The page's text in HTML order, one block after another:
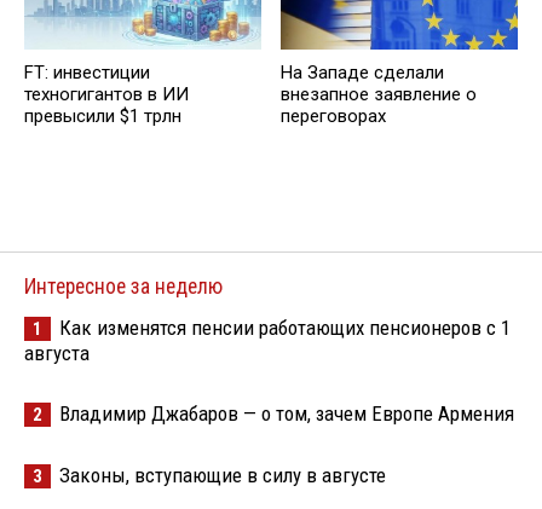
FT: инвестиции
техногигантов в ИИ
превысили $1 трлн
На Западе сделали
внезапное заявление о
переговорах
Интересное за неделю
1
Как изменятся пенсии работающих пенсионеров с 1
августа
2 Владимир Джабаров — о том, зачем Европе Армения
3 Законы, вступающие в силу в августе